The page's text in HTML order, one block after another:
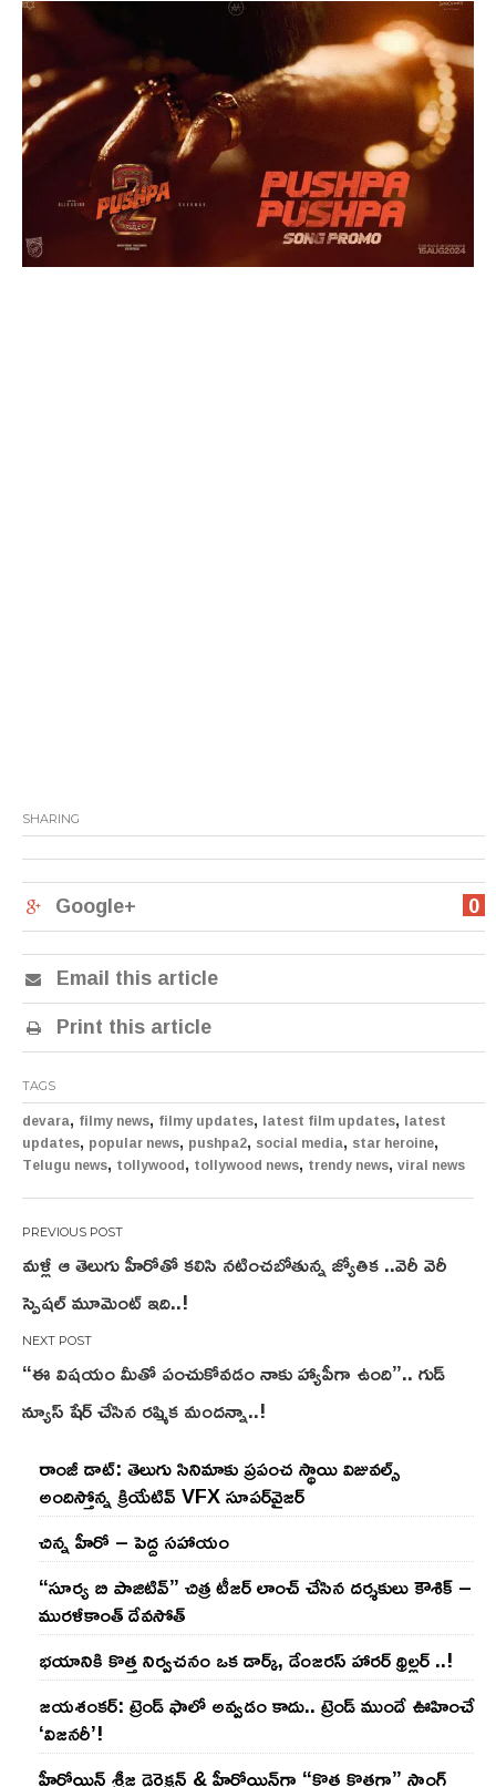
SHARING
0
Google+
Email this article
Print this article
TAGS
devara, filmy news, filmy updates, latest film updates, latest
updates, popular news, pushpa2, social media, star heroine,
Telugu news, tollywood, tollywood news, trendy news, viral news
Post
navigation
మళ్లీ ఆ తెలుగు హీరోతో కలిసి నటించబోతున్న జ్యోతిక ..వెరీ వెరీ
స్పెషల్ మూమెంట్ ఇది..!
“ఈ విషయం మీతో పంచుకోవడం నాకు హ్యాపీగా ఉంది”.. గుడ్
న్యూస్ షేర్ చేసిన రష్మిక మందన్నా..!
రాంజీ డాట్: తెలుగు సినిమాకు ప్రపంచ స్థాయి విజువల్స్
అందిస్తోన్న క్రియేటివ్ VFX సూపర్‌వైజర్
చిన్న హీరో – పెద్ద సహాయం
“సూర్య బి పాజిటివ్” చిత్ర టీజర్ లాంచ్ చేసిన‌ దర్శకులు కౌశిక్ –
మురళీకాంత్ దేవసోత్
భయానికి కొత్త నిర్వచనం ఒక డార్క్, డేంజరస్ హారర్ థ్రిల్లర్ ..!
జయశంకర్: ట్రెండ్‌ ఫాలో అవ్వడం కాదు.. ట్రెండ్‌ ముందే ఊహించే
‘విజనరీ’!
హీరోయిన్ శ్రీజ డైరెక్ష‌న్ & హీరోయిన్‌గా “కొత్త కొత్తగా” సాంగ్